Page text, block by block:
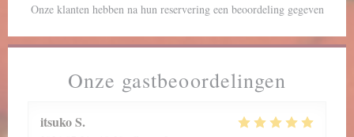
Onze gastbeoordelingen
itsukoS
Onze klanten hebben na hun reservering een beoordeling gegeven